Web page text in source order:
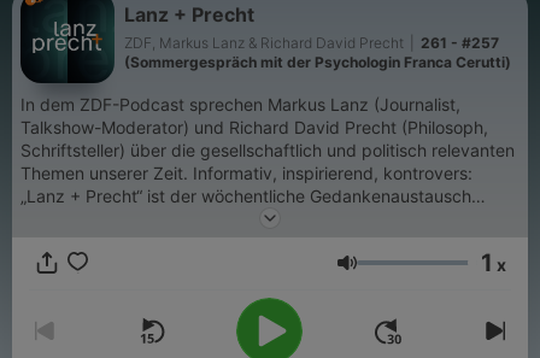
Lanz + Precht
ZDF, Markus Lanz & Richard David Precht
261 - #257
(Sommergespräch mit der Psychologin Franca Cerutti)
In dem ZDF-Podcast sprechen Markus Lanz (Journalist,
Talkshow-Moderator) und Richard David Precht (Philosoph,
Schriftsteller) über die gesellschaftlich und politisch relevanten
Themen unserer Zeit. Informativ, inspirierend, kontrovers:
„Lanz + Precht“ ist der wöchentliche Gedankenaustausch
zweier Menschen, die sich persönlich zugetan, aber nicht
Podcasts gibt. *** Credits: Producer: Lucas Raßbach,
Postproduktion: Dominik Völkl, Redaktion ZDF: Henning
Brekenkamp und Marc Lovric ***
Volume 1 x